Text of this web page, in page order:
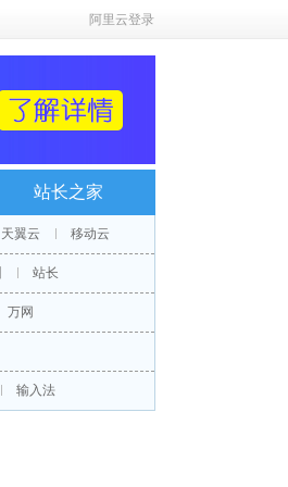
阿里云登录
站长之家
天翼云 移动云
站长
万网
输入法